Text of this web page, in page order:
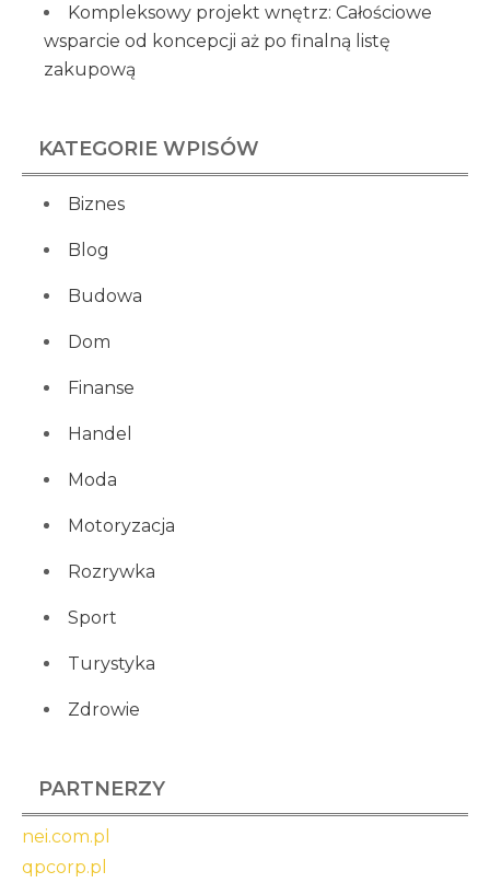
Kompleksowy projekt wnętrz: Całościowe
wsparcie od koncepcji aż po finalną listę
zakupową
KATEGORIE WPISÓW
Biznes
Blog
Budowa
Dom
Finanse
Handel
Moda
Motoryzacja
Rozrywka
Sport
Turystyka
Zdrowie
PARTNERZY
nei.com.pl
qpcorp.pl